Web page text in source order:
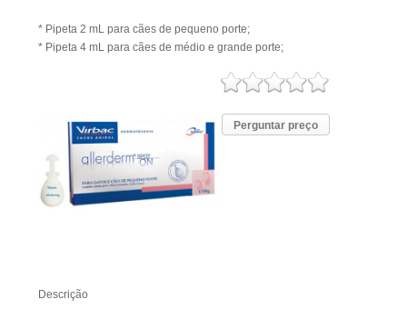
* Pipeta 2 mL para cães de pequeno porte;
* Pipeta 4 mL para cães de médio e grande porte;
Perguntar preço
Descrição